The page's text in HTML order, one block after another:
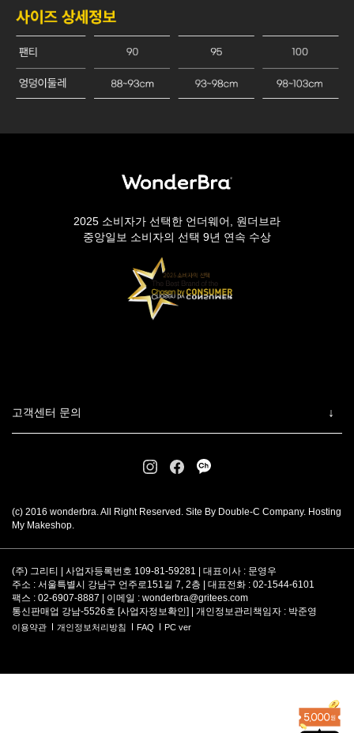
2025 소비자가 선택한 언더웨어, 원더브라
중앙일보 소비자의 선택 9년 연속 수상
고객센터 문의
(c) 2016 wonderbra. All Right Reserved. Site By Double-C Company. Hosting
My Makeshop.
(주) 그리티 | 사업자등록번호 109-81-59281 | 대표이사 : 문영우
주소 : 서울특별시 강남구 언주로151길 7, 2층 | 대표전화 : 02-1544-6101
팩스 : 02-6907-8887 | 이메일 : wonderbra@gritees.com
통신판매업 강남-5526호 [사업자정보확인] | 개인정보관리책임자 : 박준영
이용약관 개인정보처리방침 FAQ PC ver